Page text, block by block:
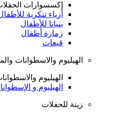
إكسسوارات
أزياء تنكرية
بنياتا للأطفال
زمارة أطفال
قبعات
الهيليوم والاسطوانات
الهيليوم
الهيليوم و
زينة للحفلات